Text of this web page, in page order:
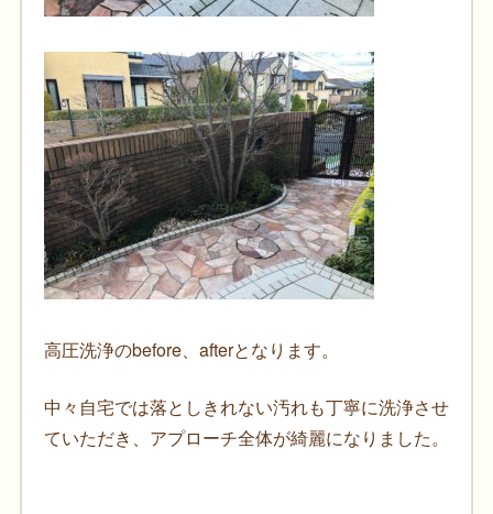
高圧洗浄のbefore、afterとなります。
中々自宅では落としきれない汚れも丁寧に洗浄させ
ていただき、アプローチ全体が綺麗になりました。